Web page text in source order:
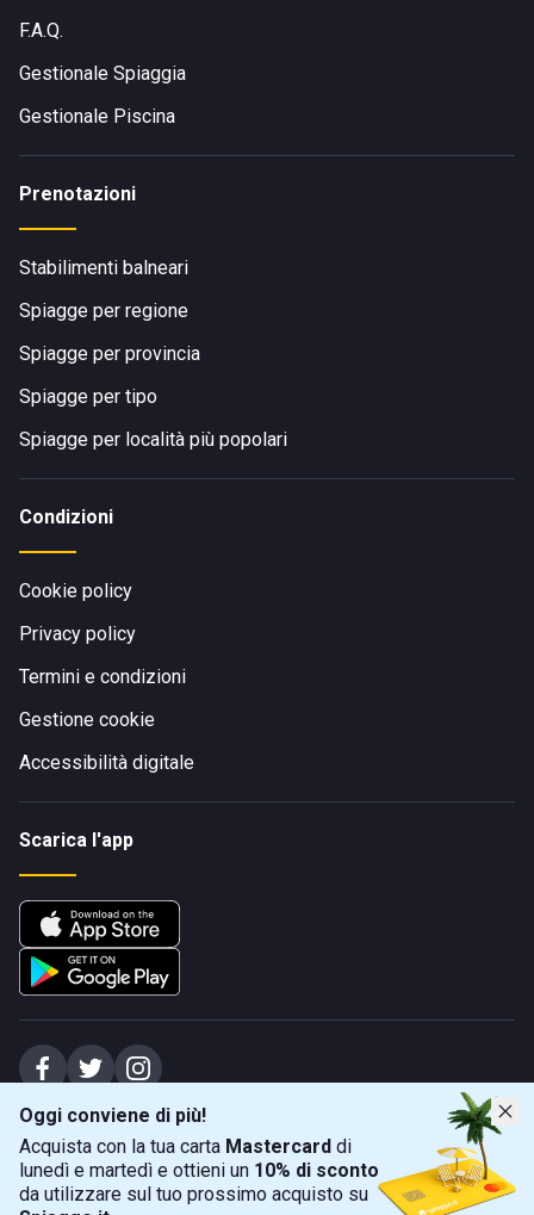
Oggi conviene di più!
Acquista con la tua carta Mastercard di
lunedì e martedì e ottieni un 10% di sconto
da utilizzare sul tuo prossimo acquisto su
F.A.Q.
Gestionale Spiaggia
Gestionale Piscina
Prenotazioni
Stabilimenti balneari
Spiagge per regione
Spiagge per provincia
Spiagge per tipo
Spiagge per località più popolari
Condizioni
Cookie policy
Privacy policy
Termini e condizioni
Gestione cookie
Accessibilità digitale
Scarica l'app
Spiagge Srl - Sede legale: Via Marecchiese 48, 47923 Rimini (RN), IT -
capitale sociale Euro 31245,57 - Iscritta al registro delle imprese di Rimini
Sede operativa: Via Flaminia 180, 47924 Rimini (RN), IT
+39 0541 772375
info@spiagge.it - p.i./c.f. 04536640404